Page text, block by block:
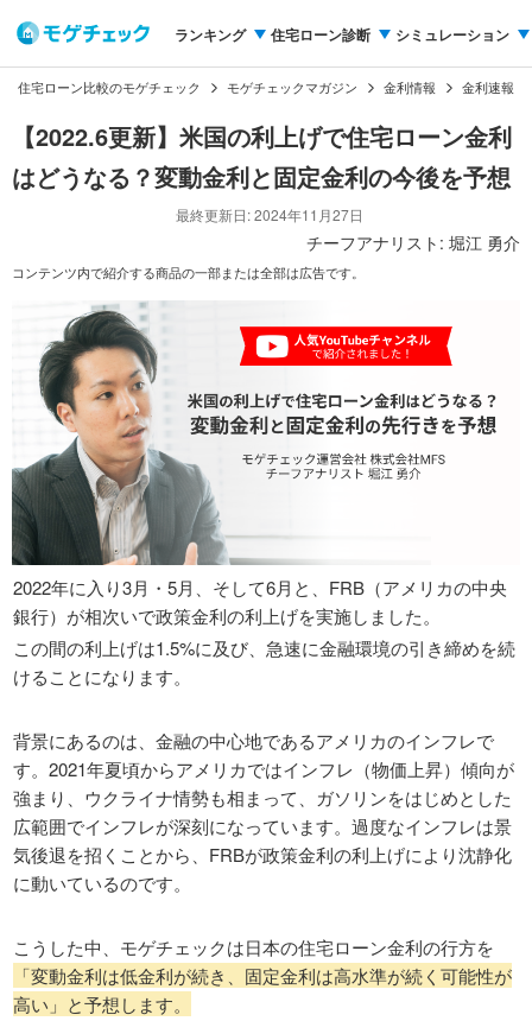
ランキング 住宅ローン診断 シミュレーション
住宅ローン比較のモゲチェック モゲチェックマガジン 金利情報 金利速報
【2022.6更新】米国の利上げで住宅ローン金利
はどうなる？変動金利と固定金利の今後を予想
最終更新日: 2024年11月27日
チーフアナリスト: 堀江 勇介
コンテンツ内で紹介する商品の一部または全部は広告です。
2022年に入り3月・5月、そして6月と、FRB（アメリカの中央
銀行）が相次いで政策金利の利上げを実施しました。
この間の利上げは1.5%に及び、急速に金融環境の引き締めを続
けることになります。
背景にあるのは、金融の中心地であるアメリカのインフレで
す。2021年夏頃からアメリカではインフレ（物価上昇）傾向が
強まり、ウクライナ情勢も相まって、ガソリンをはじめとした
広範囲でインフレが深刻になっています。過度なインフレは景
気後退を招くことから、FRBが政策金利の利上げにより沈静化
に動いているのです。
こうした中、モゲチェックは日本の住宅ローン金利の行方を
「変動金利は低金利が続き、固定金利は高水準が続く可能性が
高い」と予想します。